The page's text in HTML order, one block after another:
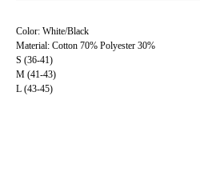
Color: White/Black
Material: Cotton 70% Polyester 30%
S (36-41)
M (41-43)
L (43-45)